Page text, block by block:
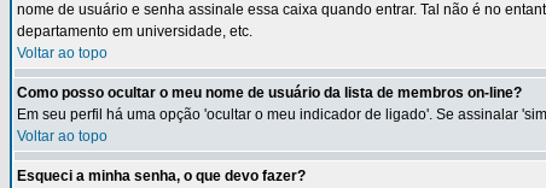
nome de usuário e senha assinale essa caixa quando entrar. Tal não é no
departamento em universidade, etc.
Voltar ao topo
Como posso ocultar o meu nome de usuário da lista de membros on-line?
Em seu perfil há uma opção 'ocultar o meu indicador de ligado'. Se assinalar
Voltar ao topo
Esqueci a minha senha, o que devo fazer?